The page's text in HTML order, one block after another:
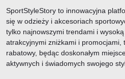
SportStyleStory to innowacyjna
się w odzieży i akcesoriach
tylko najnowszymi trendami i
atrakcyjnymi zniżkami i promocjami,
rabatowy, będąc doskonałym
aktywnych i świadomych swojego